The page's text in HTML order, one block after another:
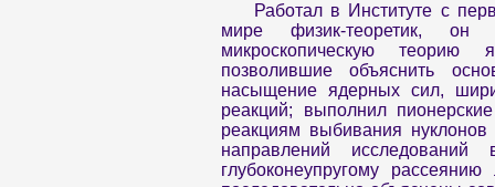
Работал в Институте с
мире физик-теоретик,
микроскопическую
позволившие объяснить
насыщение ядерных сил,
реакций; выполнил
реакциям выбивания
направлений
глубоконеупругому